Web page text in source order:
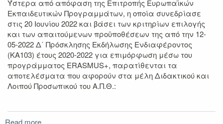
Ύστερα από απόφαση της Επιτροπής Ευρωπαϊκών
Εκπαιδευτικών Προγραμμάτων, η οποία συνεδρίασε
στις 20 Ιουνίου 2022 και βάσει των κριτηρίων επιλογής
και των απαιτούμενων προϋποθέσεων της από την 12-
05-2022 Δ΄ Πρόσκλησης Εκδήλωσης Ενδιαφέροντος
(ΚΑ103) έτους 2020-2022 για επιμόρφωση μέσω του
προγράμματος ERASMUS+, παρατίθενται τα
αποτελέσματα που αφορούν στα μέλη Διδακτικού και
Λοιπού Προσωπικού του Α.Π.Θ.:
Read more